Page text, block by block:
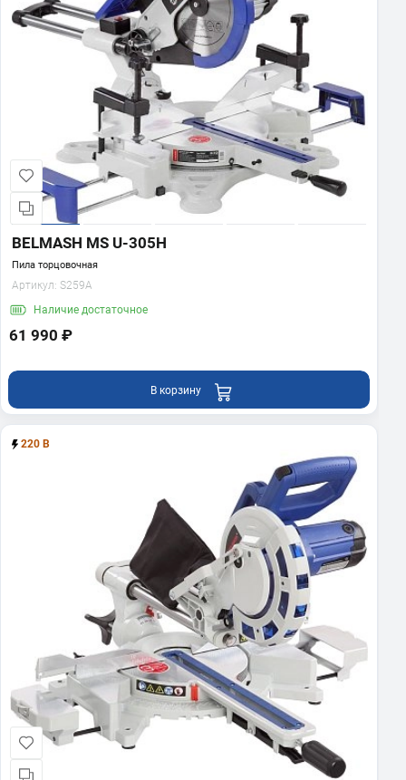
BELMASH MS U-305H
Пила торцовочная
Артикул: S259A
Наличие достаточное
61 990 ₽
В корзину
220 В